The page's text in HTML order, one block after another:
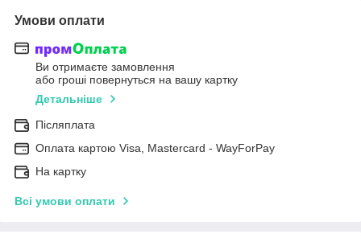
Умови оплати
Ви отримаєте замовлення
або гроші повернуться на вашу картку
Детальніше
Післяплата
Оплата картою Visa, Mastercard - WayForPay
На картку
Всі умови оплати